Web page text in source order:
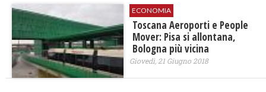
ECONOMIA
Toscana Aeroporti e People
Mover: Pisa si allontana,
Bologna più vicina
Giovedì, 21 Giugno 2018